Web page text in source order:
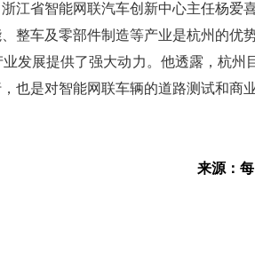
江省智能网联汽车创新中心主任杨爱
整车及零部件制造等产业是杭州的优
发展提供了强大动力。他透露，杭
也是对智能网联车辆的道路测试和商业
来源：